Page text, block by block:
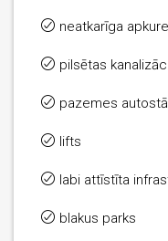
neatkarīga apkure
pilsētas
pazemes
lifts
labi attīstīta
blakus parks